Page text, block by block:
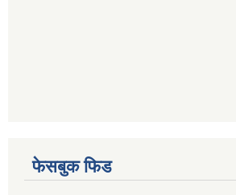
फेसबुक फिड